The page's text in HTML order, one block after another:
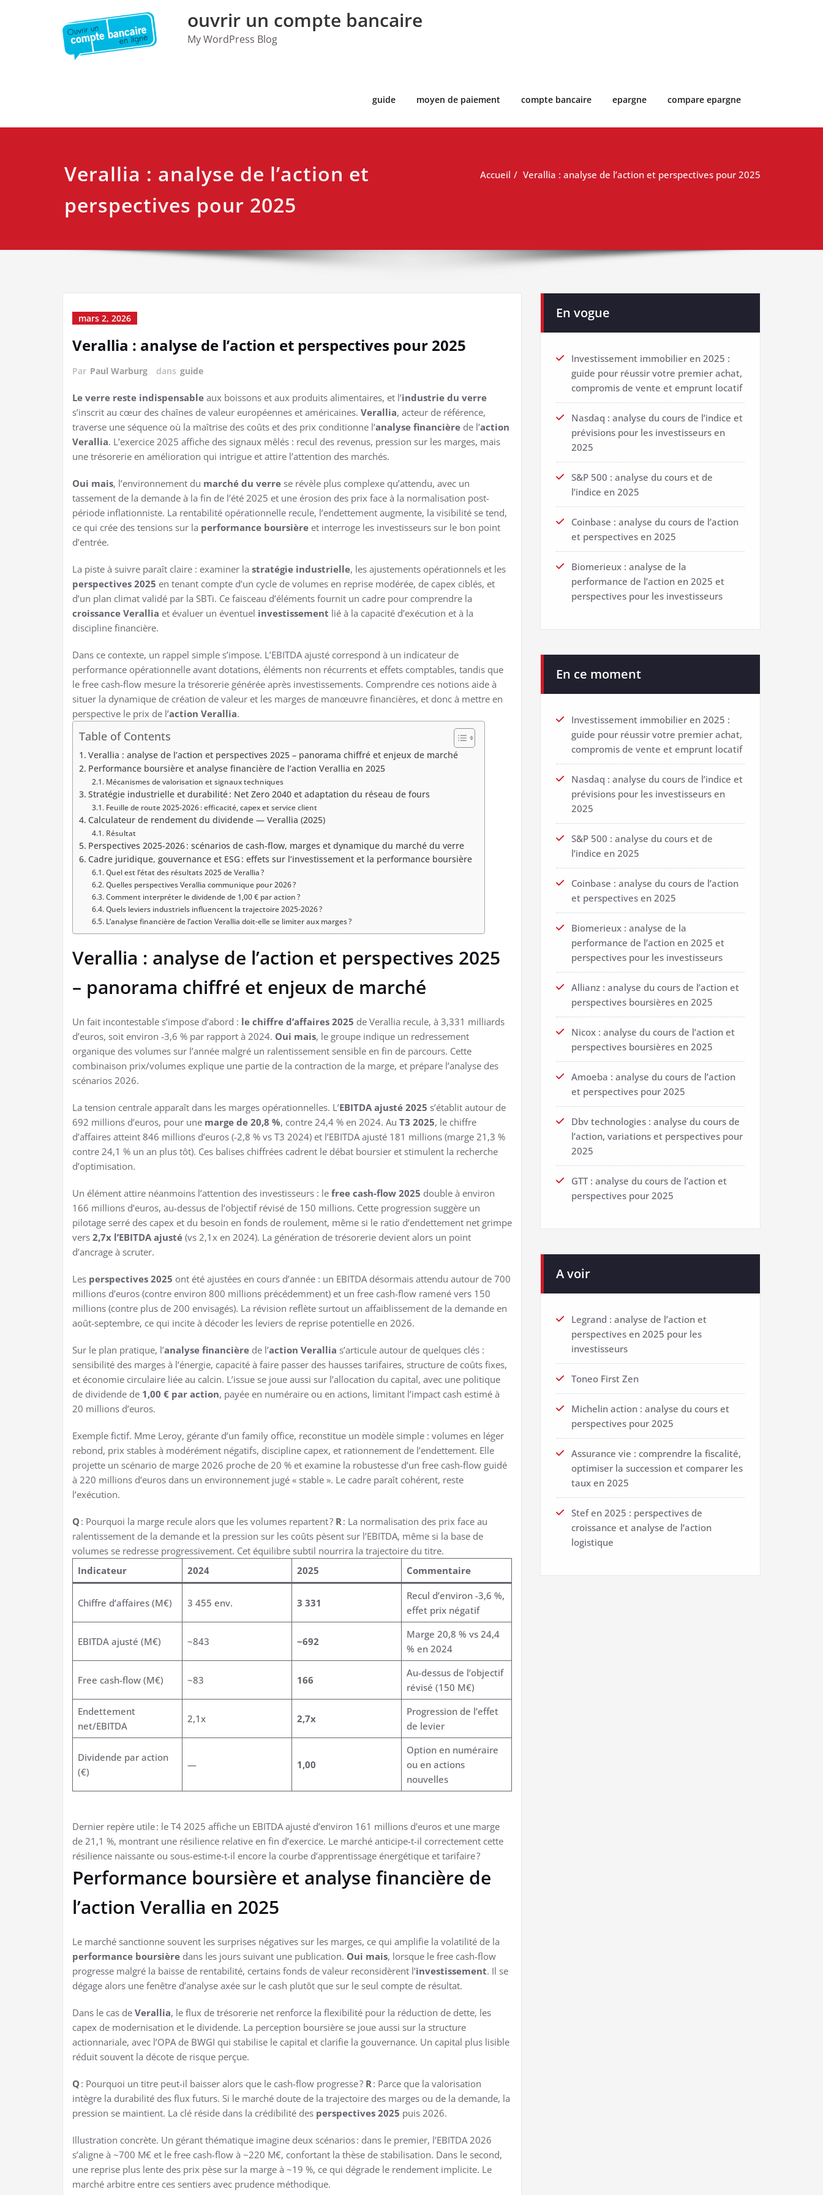
ouvrir un compte bancaire
My WordPress Blog
guide moyen de paiement compte bancaire epargne compare epargne
Verallia : analyse de l’action et
perspectives pour 2025
Accueil Verallia : analyse de l’action et perspectives pour 2025
mars 2, 2026
Verallia : analyse de l’action et perspectives pour 2025
Par Paul Warburg dans guide
Le verre reste indispensable aux boissons et aux produits alimentaires, et l’industrie du verre
s’inscrit au cœur des chaînes de valeur européennes et américaines. Verallia, acteur de référence,
traverse une séquence où la maîtrise des coûts et des prix conditionne l’analyse financière de l’action
Verallia. L’exercice 2025 affiche des signaux mêlés : recul des revenus, pression sur les marges, mais
une trésorerie en amélioration qui intrigue et attire l’attention des marchés.
Oui mais, l’environnement du marché du verre se révèle plus complexe qu’attendu, avec un
tassement de la demande à la fin de l’été 2025 et une érosion des prix face à la normalisation post-
période inflationniste. La rentabilité opérationnelle recule, l’endettement augmente, la visibilité se tend,
ce qui crée des tensions sur la performance boursière et interroge les investisseurs sur le bon point
d’entrée.
La piste à suivre paraît claire : examiner la stratégie industrielle, les ajustements opérationnels et les
perspectives 2025 en tenant compte d’un cycle de volumes en reprise modérée, de capex ciblés, et
d’un plan climat validé par la SBTi. Ce faisceau d’éléments fournit un cadre pour comprendre la
croissance Verallia et évaluer un éventuel investissement lié à la capacité d’exécution et à la
discipline financière.
Dans ce contexte, un rappel simple s’impose. L’EBITDA ajusté correspond à un indicateur de
performance opérationnelle avant dotations, éléments non récurrents et effets comptables, tandis que
le free cash-flow mesure la trésorerie générée après investissements. Comprendre ces notions aide à
situer la dynamique de création de valeur et les marges de manœuvre financières, et donc à mettre en
perspective le prix de l’action Verallia.
Table of Contents
Verallia : analyse de l’action et perspectives 2025 – panorama chiffré et enjeux de marché
Performance boursière et analyse financière de l’action Verallia en 2025
Mécanismes de valorisation et signaux techniques
Stratégie industrielle et durabilité : Net Zero 2040 et adaptation du réseau de fours
Feuille de route 2025-2026 : efficacité, capex et service client
Calculateur de rendement du dividende — Verallia (2025)
Résultat
Perspectives 2025-2026 : scénarios de cash-flow, marges et dynamique du marché du verre
Cadre juridique, gouvernance et ESG : effets sur l’investissement et la performance boursière
Quel est l’état des résultats 2025 de Verallia ?
Quelles perspectives Verallia communique pour 2026 ?
Comment interpréter le dividende de 1,00 € par action ?
Quels leviers industriels influencent la trajectoire 2025-2026 ?
L’analyse financière de l’action Verallia doit-elle se limiter aux marges ?
Verallia : analyse de l’action et perspectives 2025
– panorama chiffré et enjeux de marché
Un fait incontestable s’impose d’abord : le chiffre d’affaires 2025 de Verallia recule, à 3,331 milliards
d’euros, soit environ -3,6 % par rapport à 2024. Oui mais, le groupe indique un redressement
organique des volumes sur l’année malgré un ralentissement sensible en fin de parcours. Cette
combinaison prix/volumes explique une partie de la contraction de la marge, et prépare l’analyse des
scénarios 2026.
La tension centrale apparaît dans les marges opérationnelles. L’EBITDA ajusté 2025 s’établit autour de
692 millions d’euros, pour une marge de 20,8 %, contre 24,4 % en 2024. Au T3 2025, le chiffre
d’affaires atteint 846 millions d’euros (-2,8 % vs T3 2024) et l’EBITDA ajusté 181 millions (marge 21,3 %
contre 24,1 % un an plus tôt). Ces balises chiffrées cadrent le débat boursier et stimulent la recherche
d’optimisation.
Un élément attire néanmoins l’attention des investisseurs : le free cash-flow 2025 double à environ
166 millions d’euros, au-dessus de l’objectif révisé de 150 millions. Cette progression suggère un
pilotage serré des capex et du besoin en fonds de roulement, même si le ratio d’endettement net grimpe
vers 2,7x l’EBITDA ajusté (vs 2,1x en 2024). La génération de trésorerie devient alors un point
d’ancrage à scruter.
Les perspectives 2025 ont été ajustées en cours d’année : un EBITDA désormais attendu autour de 700
millions d’euros (contre environ 800 millions précédemment) et un free cash-flow ramené vers 150
millions (contre plus de 200 envisagés). La révision reflète surtout un affaiblissement de la demande en
août-septembre, ce qui incite à décoder les leviers de reprise potentielle en 2026.
Sur le plan pratique, l’analyse financière de l’action Verallia s’articule autour de quelques clés :
sensibilité des marges à l’énergie, capacité à faire passer des hausses tarifaires, structure de coûts fixes,
et économie circulaire liée au calcin. L’issue se joue aussi sur l’allocation du capital, avec une politique
de dividende de 1,00 € par action, payée en numéraire ou en actions, limitant l’impact cash estimé à
20 millions d’euros.
Exemple fictif. Mme Leroy, gérante d’un family office, reconstitue un modèle simple : volumes en léger
rebond, prix stables à modérément négatifs, discipline capex, et rationnement de l’endettement. Elle
projette un scénario de marge 2026 proche de 20 % et examine la robustesse d’un free cash-flow guidé
à 220 millions d’euros dans un environnement jugé « stable ». Le cadre paraît cohérent, reste
l’exécution.
Q : Pourquoi la marge recule alors que les volumes repartent ? R : La normalisation des prix face au
ralentissement de la demande et la pression sur les coûts pèsent sur l’EBITDA, même si la base de
volumes se redresse progressivement. Cet équilibre subtil nourrira la trajectoire du titre.
Indicateur
2024 2025 Commentaire
Chiffre d’affaires (M€) 3 455 env. 3 331
Recul d’environ -3,6 %,
effet prix négatif
EBITDA ajusté (M€) ~843 ~692
Marge 20,8 % vs 24,4
% en 2024
Free cash-flow (M€) ~83 166
Au-dessus de l’objectif
révisé (150 M€)
Endettement
net/EBITDA
2,1x 2,7x
Progression de l’effet
de levier
Dividende par action
(€)
— 1,00
Option en numéraire
ou en actions
nouvelles
Dernier repère utile : le T4 2025 affiche un EBITDA ajusté d’environ 161 millions d’euros et une marge
de 21,1 %, montrant une résilience relative en fin d’exercice. Le marché anticipe-t-il correctement cette
résilience naissante ou sous-estime-t-il encore la courbe d’apprentissage énergétique et tarifaire ?
Performance boursière et analyse financière de
l’action Verallia en 2025
Le marché sanctionne souvent les surprises négatives sur les marges, ce qui amplifie la volatilité de la
performance boursière dans les jours suivant une publication. Oui mais, lorsque le free cash-flow
progresse malgré la baisse de rentabilité, certains fonds de valeur reconsidèrent l’investissement. Il se
dégage alors une fenêtre d’analyse axée sur le cash plutôt que sur le seul compte de résultat.
Dans le cas de Verallia, le flux de trésorerie net renforce la flexibilité pour la réduction de dette, les
capex de modernisation et le dividende. La perception boursière se joue aussi sur la structure
actionnariale, avec l’OPA de BWGI qui stabilise le capital et clarifie la gouvernance. Un capital plus lisible
réduit souvent la décote de risque perçue.
Q : Pourquoi un titre peut-il baisser alors que le cash-flow progresse ? R : Parce que la valorisation
intègre la durabilité des flux futurs. Si le marché doute de la trajectoire des marges ou de la demande, la
pression se maintient. La clé réside dans la crédibilité des perspectives 2025 puis 2026.
Illustration concrète. Un gérant thématique imagine deux scénarios : dans le premier, l’EBITDA 2026
s’aligne à ~700 M€ et le free cash-flow à ~220 M€, confortant la thèse de stabilisation. Dans le second,
une reprise plus lente des prix pèse sur la marge à ~19 %, ce qui dégrade le rendement implicite. Le
marché arbitre entre ces sentiers avec prudence méthodique.
En vogue
Investissement immobilier en 2025 :
guide pour réussir votre premier achat,
compromis de vente et emprunt locatif
Nasdaq : analyse du cours de l’indice et
prévisions pour les investisseurs en
2025
S&P 500 : analyse du cours et de
l’indice en 2025
Coinbase : analyse du cours de l’action
et perspectives en 2025
Biomerieux : analyse de la
performance de l’action en 2025 et
perspectives pour les investisseurs
En ce moment
Investissement immobilier en 2025 :
guide pour réussir votre premier achat,
compromis de vente et emprunt locatif
Nasdaq : analyse du cours de l’indice et
prévisions pour les investisseurs en
2025
S&P 500 : analyse du cours et de
l’indice en 2025
Coinbase : analyse du cours de l’action
et perspectives en 2025
Biomerieux : analyse de la
performance de l’action en 2025 et
perspectives pour les investisseurs
Allianz : analyse du cours de l’action et
perspectives boursières en 2025
Nicox : analyse du cours de l’action et
perspectives boursières en 2025
Amoeba : analyse du cours de l’action
et perspectives pour 2025
Dbv technologies : analyse du cours de
l’action, variations et perspectives pour
2025
GTT : analyse du cours de l’action et
perspectives pour 2025
A voir
Legrand : analyse de l’action et
perspectives en 2025 pour les
investisseurs
Toneo First Zen
Michelin action : analyse du cours et
perspectives pour 2025
Assurance vie : comprendre la fiscalité,
optimiser la succession et comparer les
taux en 2025
Stef en 2025 : perspectives de
croissance et analyse de l’action
logistique